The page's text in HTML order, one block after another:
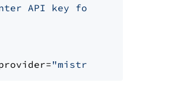
API key for Mistral AI: "
"mistralai"